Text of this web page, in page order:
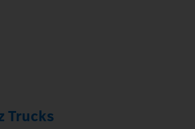
Trucks